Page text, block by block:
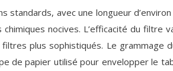
standards, avec une longueur
nocives. L’efficacité du
plus sophistiqués. Le grammage
de papier utilisé pour envelopper le